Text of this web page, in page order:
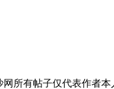
网所有帖子仅代表作者